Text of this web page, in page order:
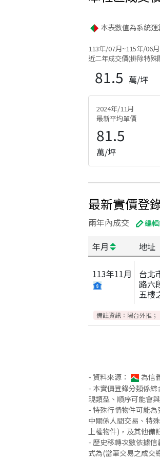
本表數值為系統
113年/07月~115年/06月
近二年成交價(排除特殊
81.5 萬/坪
2024年/11月
最新平均單價
81.5
萬/坪
最新實價登
兩年內成交 編
年月 地址
113年11月
台北
路六
五樓
備註資訊： 陽台外推；
- 資料來源： 為信
- 本實價登錄分類係
現類型、順序可能會
- 特殊行情物件可能
中關係人間交易、特
上權物件)，及其他備
- 歷史移轉次數依據
式為(當筆交易之成交